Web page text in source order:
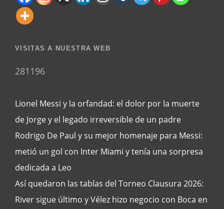
VISITAS A NUESTRA WEB
281196
Lionel Messi y la orfandad: el dolor por la muerte
de Jorge y el legado irreversible de un padre
Rodrigo De Paul y su mejor homenaje para Messi:
metió un gol con Inter Miami y tenía una sorpresa
dedicada a Leo
Así quedaron las tablas del Torneo Clausura 2026:
River sigue último y Vélez hizo negocio con Boca en